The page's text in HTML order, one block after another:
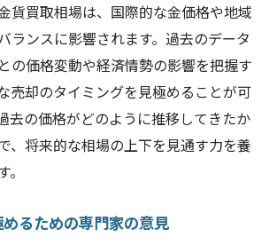
貨買取相場は、国際的な金価格や地域
ランスに影響されます。過去のデータ
の価格変動や経済情勢の影響を把握す
売却のタイミングを見極めることが可
去の価格がどのように推移してきたか
、将来的な相場の上下を見通す力を養
るための専門家の意見